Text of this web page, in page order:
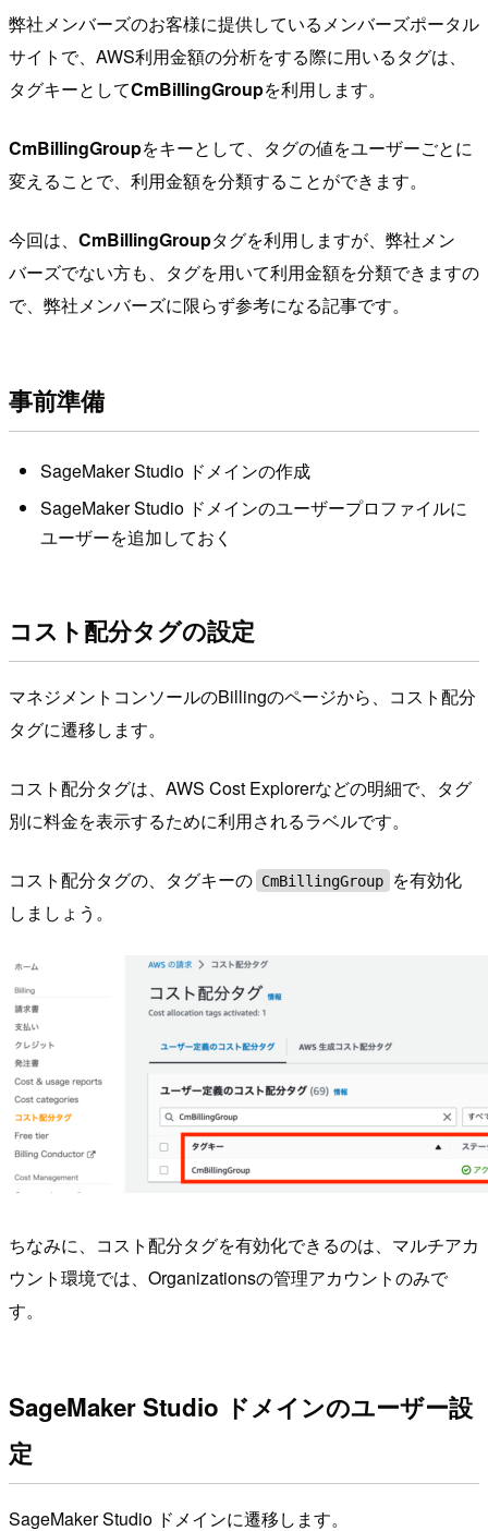
弊社メンバーズのお客様に提供しているメンバーズポータル
サイトで、AWS利用金額の分析をする際に用いるタグは、
タグキーとしてCmBillingGroupを利用します。
CmBillingGroupをキーとして、タグの値をユーザーごとに
変えることで、利用金額を分類することができます。
今回は、 CmBillingGroupタグを利用しますが、弊社メン
バーズでない方も、タグを用いて利用金額を分類できますの
で、弊社メンバーズに限らず参考になる記事です。
事前準備
SageMaker Studio ドメインの作成
SageMaker Studio ドメインのユーザープロファイルに
ユーザーを追加しておく
コスト配分タグの設定
マネジメントコンソールのBillingのページから、コスト配分
タグに遷移します。
コスト配分タグは、AWS Cost Explorerなどの明細で、タグ
別に料金を表示するために利用されるラベルです。
コスト配分タグの、タグキーの CmBillingGroup
を有効化
しましょう。
ちなみに、コスト配分タグを有効化できるのは、マルチアカ
ウント環境では、Organizationsの管理アカウントのみで
す。
SageMaker Studio ドメインのユーザー設
定
SageMaker Studio ドメインに遷移します。